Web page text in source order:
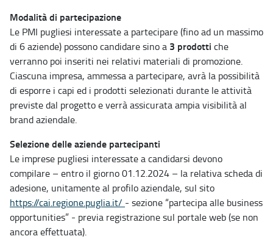
Modalità di partecipazione
Le PMI pugliesi interessate a partecipare (fino ad un massimo
di 6 aziende) possono candidare sino a 3 prodotti che
verranno poi inseriti nei relativi materiali di promozione.
Ciascuna impresa, ammessa a partecipare, avrà la possibilità
di esporre i capi ed i prodotti selezionati durante le attività
previste dal progetto e verrà assicurata ampia visibilità al
brand aziendale.
Selezione delle aziende partecipanti
Le imprese pugliesi interessate a candidarsi devono
compilare – entro il giorno 01.12.2024 – la relativa scheda di
adesione, unitamente al profilo aziendale, sul sito
https://cai.regione.puglia.it/ - sezione “partecipa alle business
opportunities” - previa registrazione sul portale web (se non
ancora effettuata).